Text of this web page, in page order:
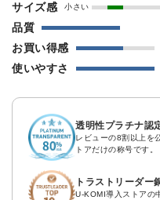
サイズ感 小さい
品質
お買い得感
使いやすさ
透明性プラチナ認
レビューの8割以上を
トアだけの称号です。
トラストリーダー
U-KOMI導入ストアの